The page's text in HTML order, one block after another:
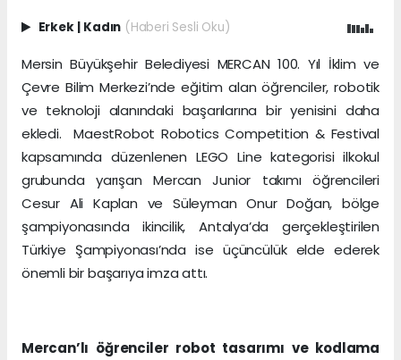
Erkek | Kadın (Haberi Sesli Oku)
Mersin Büyükşehir Belediyesi MERCAN 100. Yıl İklim ve
Çevre Bilim Merkezi’nde eğitim alan öğrenciler, robotik
ve teknoloji alanındaki başarılarına bir yenisini daha
ekledi. MaestRobot Robotics Competition & Festival
kapsamında düzenlenen LEGO Line kategorisi ilkokul
grubunda yarışan Mercan Junior takımı öğrencileri
Cesur Ali Kaplan ve Süleyman Onur Doğan, bölge
şampiyonasında ikincilik, Antalya’da gerçekleştirilen
Türkiye Şampiyonası’nda ise üçüncülük elde ederek
önemli bir başarıya imza attı.
Mercan’lı öğrenciler robot tasarımı ve kodlama